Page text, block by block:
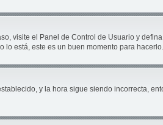
visite el Panel de Control de Usuario y
lo está, este es un buen momento para hacerlo.
y la hora sigue siendo incorrecta,